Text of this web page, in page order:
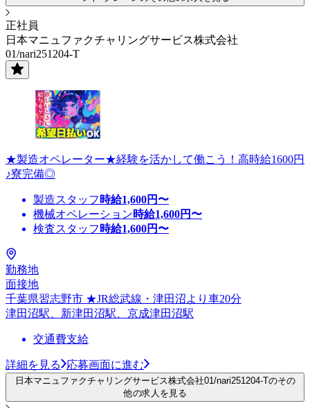
正社員
日本マニュファクチャリングサービス株式会社
01/nari251204-T
★製造オペレーター★経験を活かして働こう！高時給1600円
♪寮完備◎
製造スタッフ 時給1,600円〜
機械オペレーション時給1,600円〜
検査スタッフ 時給1,600円〜
勤務地
面接地
千葉県習志野市 ★JR総武線・津田沼より車20分
津田沼駅、新津田沼駅、京成津田沼駅
交通費支給
詳細を見る 応募画面に進む
日本マニュファクチャリングサービス株式会社01/nari251204-Tのその
他の求人を見る